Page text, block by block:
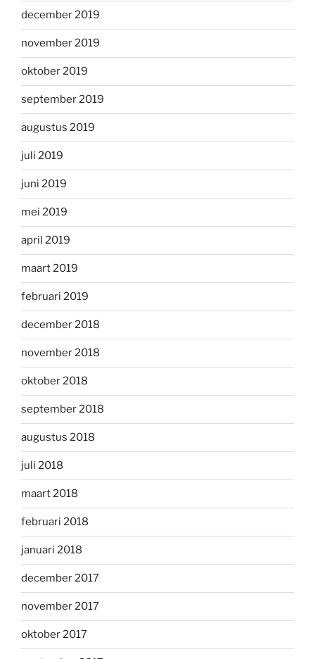
december 2019
november 2019
oktober 2019
september 2019
augustus 2019
juli 2019
juni 2019
mei 2019
april 2019
maart 2019
februari 2019
december 2018
november 2018
oktober 2018
september 2018
augustus 2018
juli 2018
maart 2018
februari 2018
januari 2018
december 2017
november 2017
oktober 2017